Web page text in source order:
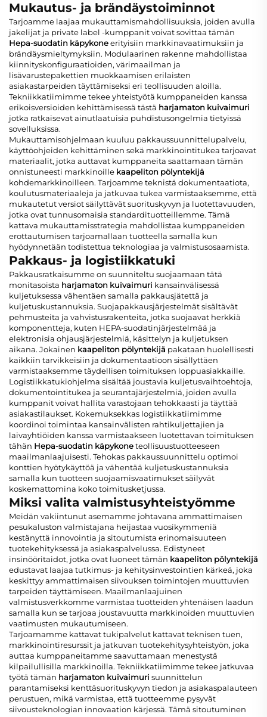
Mukautus- ja brändäystoiminnot
Tarjoamme laajaa mukauttamismahdollisuuksia, joiden avulla
jakelijat ja private label -kumppanit voivat sovittaa tämän
Hepa-suodatin käpykoneerityisiin markkinavaatimuksiin ja
brändäysmieltymyksiin. Modulaarinen rakenne mahdollistaa
kiinnityskonfiguraatioiden, värimaailman ja
lisävarustepakettien muokkaamisen erilaisten
asiakastarpeiden täyttämiseksi eri teollisuuden aloilla.
Tekniikkatiimimme tekee yhteistyötä kumppaneiden kanssa
erikoisversioiden kehittämisessä tästä harjamaton kuivaimuri
jotka ratkaisevat ainutlaatuisia puhdistusongelmia tietyissä
sovelluksissa.
Mukauttamisohjelmaan kuuluu pakkaussuunnittelupalvelu,
käyttöohjeiden kehittäminen sekä markkinointitukea tarjoavat
materiaalit, jotka auttavat kumppaneita saattamaan tämän
onnistuneesti markkinoille kaapeliton pölyntekijä
kohdemarkkinoilleen. Tarjoamme teknistä dokumentaatiota,
koulutusmateriaaleja ja jatkuvaa tukea varmistaaksemme, että
mukautetut versiot säilyttävät suorituskyvyn ja luotettavuuden,
jotka ovat tunnusomaisia standardituotteillemme. Tämä
kattava mukauttamisstrategia mahdollistaa kumppaneiden
erottautumisen tarjoamallaan tuotteella samalla kun
hyödynnetään todistettua teknologiaa ja valmistusosaamista.
Pakkaus- ja logistiikkatuki
Pakkausratkaisumme on suunniteltu suojaamaan tätä
monitasoista harjamaton kuivaimuri kansainvälisessä
kuljetuksessa vähentäen samalla pakkausjätettä ja
kuljetuskustannuksia. Suojapakkausjärjestelmät sisältävät
pehmusteita ja vahvistusrakenteita, jotka suojaavat herkkiä
komponentteja, kuten HEPA-suodatinjärjestelmää ja
elektronisia ohjausjärjestelmiä, käsittelyn ja kuljetuksen
aikana. Jokainen kaapeliton pölyntekijä pakataan huolellisesti
kaikkiin tarvikkeisiin ja dokumentaatioon sisällyttäen
varmistaaksemme täydellisen toimituksen loppuasiakkaille.
Logistiikkatukiohjelma sisältää joustavia kuljetusvaihtoehtoja,
dokumentointitukea ja seurantajärjestelmiä, joiden avulla
kumppanit voivat hallita varastojaan tehokkaasti ja täyttää
asiakastilaukset. Kokemuksekkas logistiikkatiimimme
koordinoi toimintaa kansainvälisten rahtikuljettajien ja
laivayhtiöiden kanssa varmistaakseen luotettavan toimituksen
tähän Hepa-suodatin käpykoneteollisuustuotteeseen
maailmanlaajuisesti. Tehokas pakkaussuunnittelu optimoi
konttien hyötykäyttöä ja vähentää kuljetuskustannuksia
samalla kun tuotteen suojaamisvaatimukset säilyvät
koskemattomina koko toimitusketjussa.
Miksi valita valmistusyhteistyömme
Meidän vakiintunut asemamme johtavana ammattimaisen
pesukaluston valmistajana heijastaa vuosikymmeniä
kestänyttä innovointia ja sitoutumista erinomaisuuteen
tuotekehityksessä ja asiakaspalvelussa. Edistyneet
insinööritaidot, jotka ovat luoneet tämän kaapeliton pölyntekijä
edustavat laajaa tutkimus- ja kehitysinvestointien kärkeä, joka
keskittyy ammattimaisen siivouksen toimintojen muuttuvien
tarpeiden täyttämiseen. Maailmanlaajuinen
valmistusverkkomme varmistaa tuotteiden yhtenäisen laadun
samalla kun se tarjoaa joustavuutta markkinoiden muuttuvien
vaatimusten mukautumiseen.
Tarjoamamme kattavat tukipalvelut kattavat teknisen tuen,
markkinointiresurssit ja jatkuvan tuotekehitysyhteistyön, joka
auttaa kumppaneitamme saavuttamaan menestystä
kilpailullisilla markkinoilla. Tekniikkatiimimme tekee jatkuvaa
työtä tämän harjamaton kuivaimuri suunnittelun
parantamiseksi kenttäsuorituskyvyn tiedon ja asiakaspalauteen
perustuen, mikä varmistaa, että tuotteemme pysyvät
siivousteknologian innovaation kärjessä. Tämä sitoutuminen